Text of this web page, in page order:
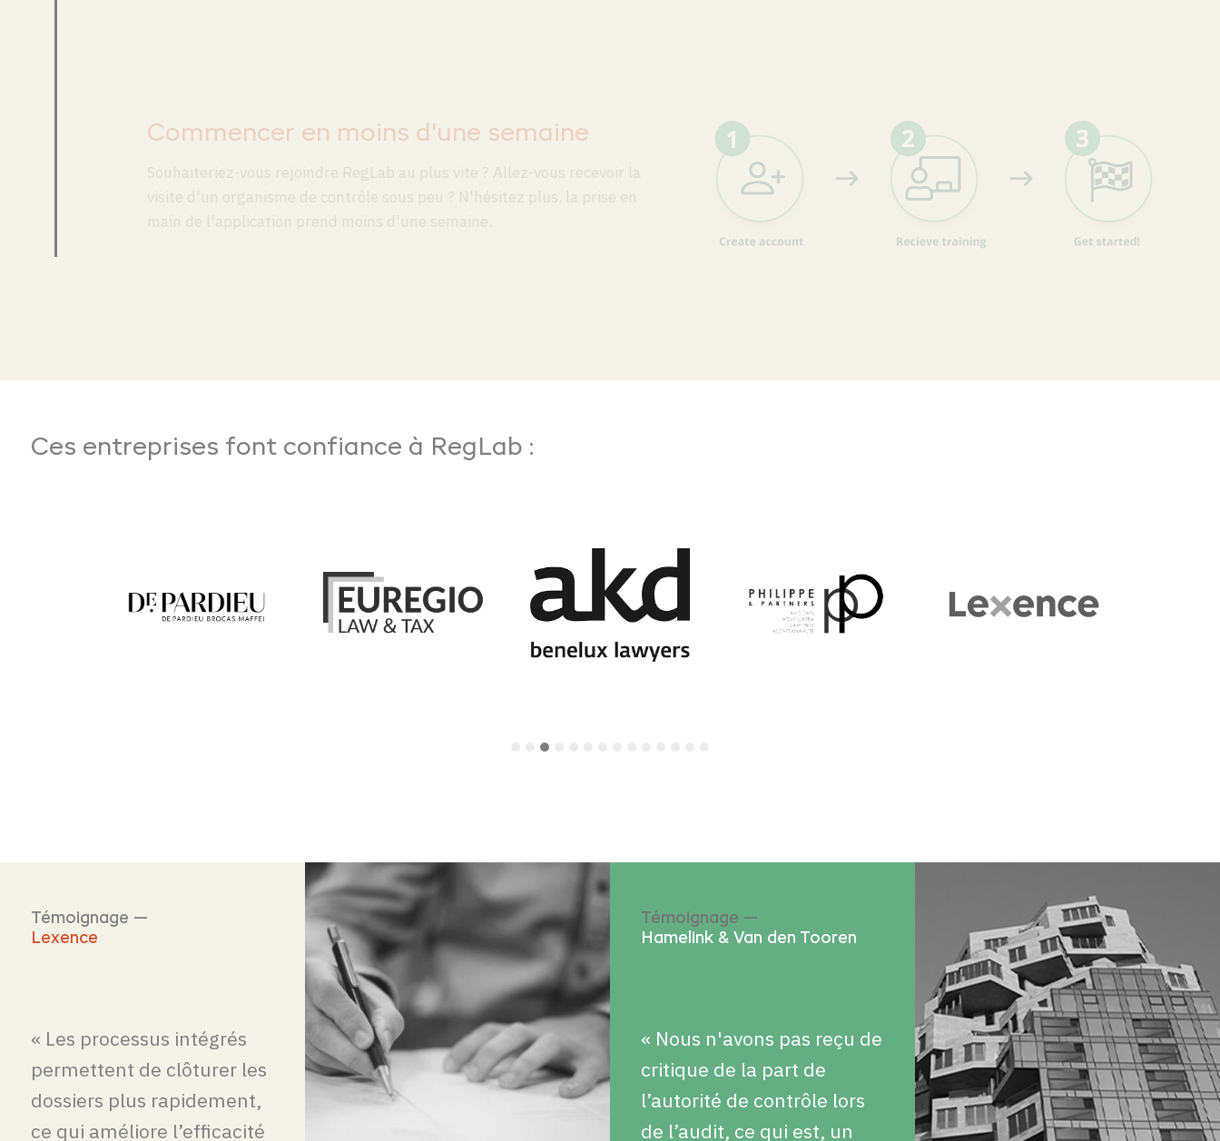
Commencer en moins d'une semaine
Souhaiteriez-vous rejoindre RegLab au plus vite ? Allez-vous recevoir la
visite d'un organisme de contrôle sous peu ? N'hésitez plus, la prise en
main de l'application prend moins d'une semaine.
Ces entreprises font confiance à RegLab :
Témoignage —
Lexence
« Les processus intégrés
permettent de clôturer les
dossiers plus rapidement,
ce qui améliore l’efficacité
Témoignage —
Hamelink & Van den Tooren
« Nous n'avons pas reçu de
critique de la part de
l’autorité de contrôle lors
de l’audit, ce qui est, un